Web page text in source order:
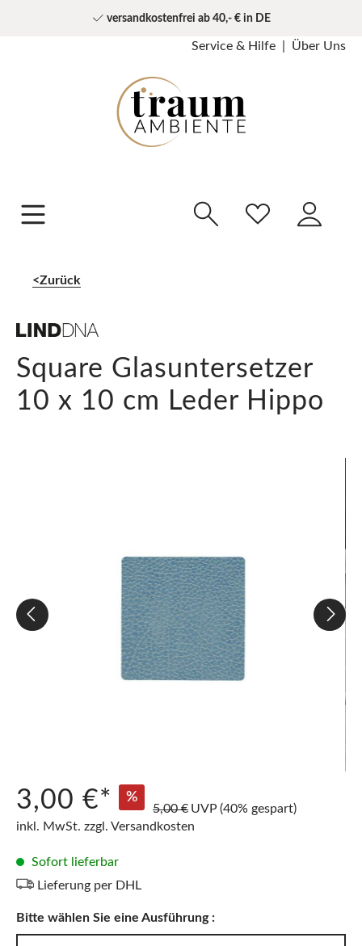
versandkostenfrei ab 40,- € in DE
Service & Hilfe Über Uns
Zurück
Square Glasuntersetzer
10 x 10 cm Leder Hippo
3,00 €* %
5,00 € UVP (40% gespart)
inkl. MwSt. zzgl. Versandkosten
Sofort lieferbar
Lieferung per DHL
Bitte wählen Sie eine Ausführung :